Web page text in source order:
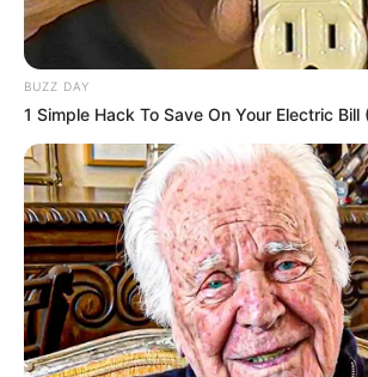
BUZZ DAY
1 Simple Hack To Save On Your Electric Bill